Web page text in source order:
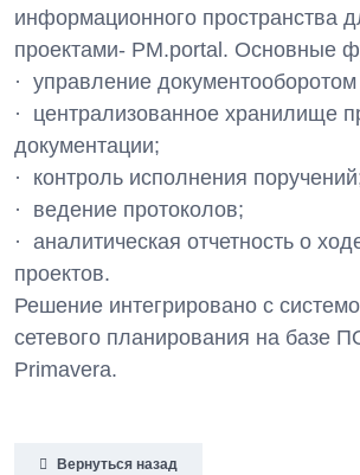
информационного пространства
проектами- PM.portal. Основные
· управление документооборотом
· централизованное хранилище
документации;
· контроль исполнения
· ведение протоколов;
· аналитическая отчетность о
проектов.
Решение интегрировано с
сетевого планирования на базе
Primavera.
Вернуться назад